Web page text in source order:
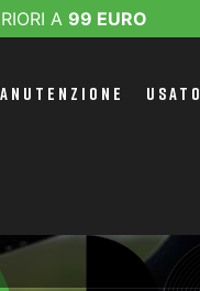
A 99 EURO
USATO